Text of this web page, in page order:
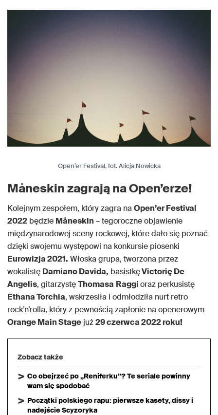
Open’er Festival, fot. Alicja Nowicka
Måneskin zagrają na Open’erze!
Kolejnym zespołem, który zagra naOpen’er Festival
2022 będzie Måneskin– tegoroczne objawienie
międzynarodowej sceny rockowej, które dało się poznać
dzięki swojemu występowi na konkursie piosenki
Eurowizja 2021. Włoska grupa, tworzona przez
wokalistę Damiano Davida, basistkęVictorię De
Angelis, gitarzystęThomasa Raggioraz perkusistę
Ethana Torchia, wskrzesiła i odmłodziła nurt retro
rock’n’rolla, który z pewnością zapłonie na openerowym
Orange Main Stage już29 czerwca 2022 roku!
Zobacz także
Co obejrzeć po „Reniferku”? Te seriale powinny
wam się spodobać
Początki polskiego rapu: pierwsze kasety, dissy i
nadejście Scyzoryka